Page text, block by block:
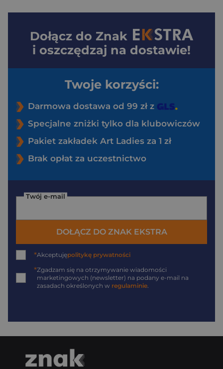
Dołącz do Znak
i oszczędzaj na dostawie!
Twoje korzyści:
Darmowa dostawa od 99 zł z
Specjalne zniżki tylko dla klubowiczów
Pakiet zakładek Art Ladies za 1 zł
Brak opłat za uczestnictwo
Twój e-mail
DOŁĄCZ DO ZNAK EKSTRA
*Akceptujępolitykę prywatności
*Zgadzam się na otrzymywanie wiadomości
marketingowych (newsletter) na podany e-mail na
zasadach określonych w regulaminie.